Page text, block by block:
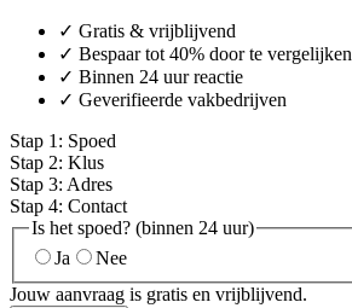
✓ Gratis & vrijblijvend
✓ Bespaar tot 40% door te vergelijken
✓ Binnen 24 uur reactie
✓ Geverifieerde vakbedrijven
Stap 1 : Spoed
Stap 2: Klus
Stap 3: Adres
Stap 4: Contact
Is het spoed? (binnen 24 uur)
Ja
Nee
Jouw aanvraag is gratis en vrijblijvend.